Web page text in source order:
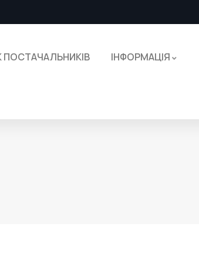
ІНФОРМАЦІЯ